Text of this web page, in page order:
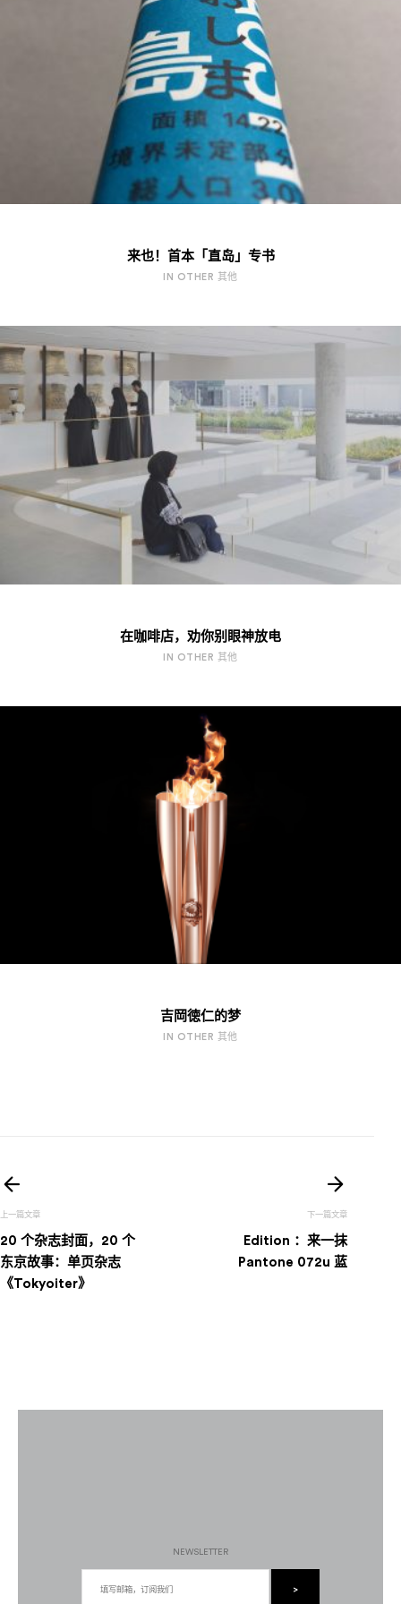
来也！首本「直岛」专书
IN OTHER 其他
在咖啡店，劝你别眼神放电
IN OTHER 其他
吉岡徳仁的梦
IN OTHER 其他
20 个杂志封面，20 个
东京故事：单页杂志
《Tokyoiter》
Edition ：来一抹
Pantone 072u 蓝
NEWSLETTER